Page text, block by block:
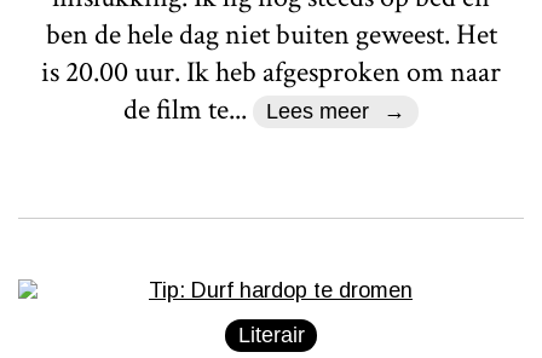
ben de hele dag niet buiten geweest. Het
is 20.00 uur. Ik heb afgesproken om naar
de film te...
Lees meer
Literair